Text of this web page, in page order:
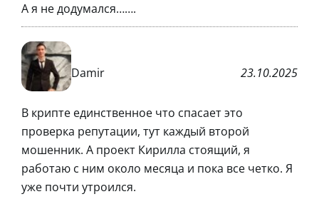
А я не додумался…….
Damir 23.10.2025
В крипте единственное что спасает это
проверка репутации, тут каждый второй
мошенник. А проект Кирилла стоящий, я
работаю с ним около месяца и пока все четко. Я
уже почти утроился.